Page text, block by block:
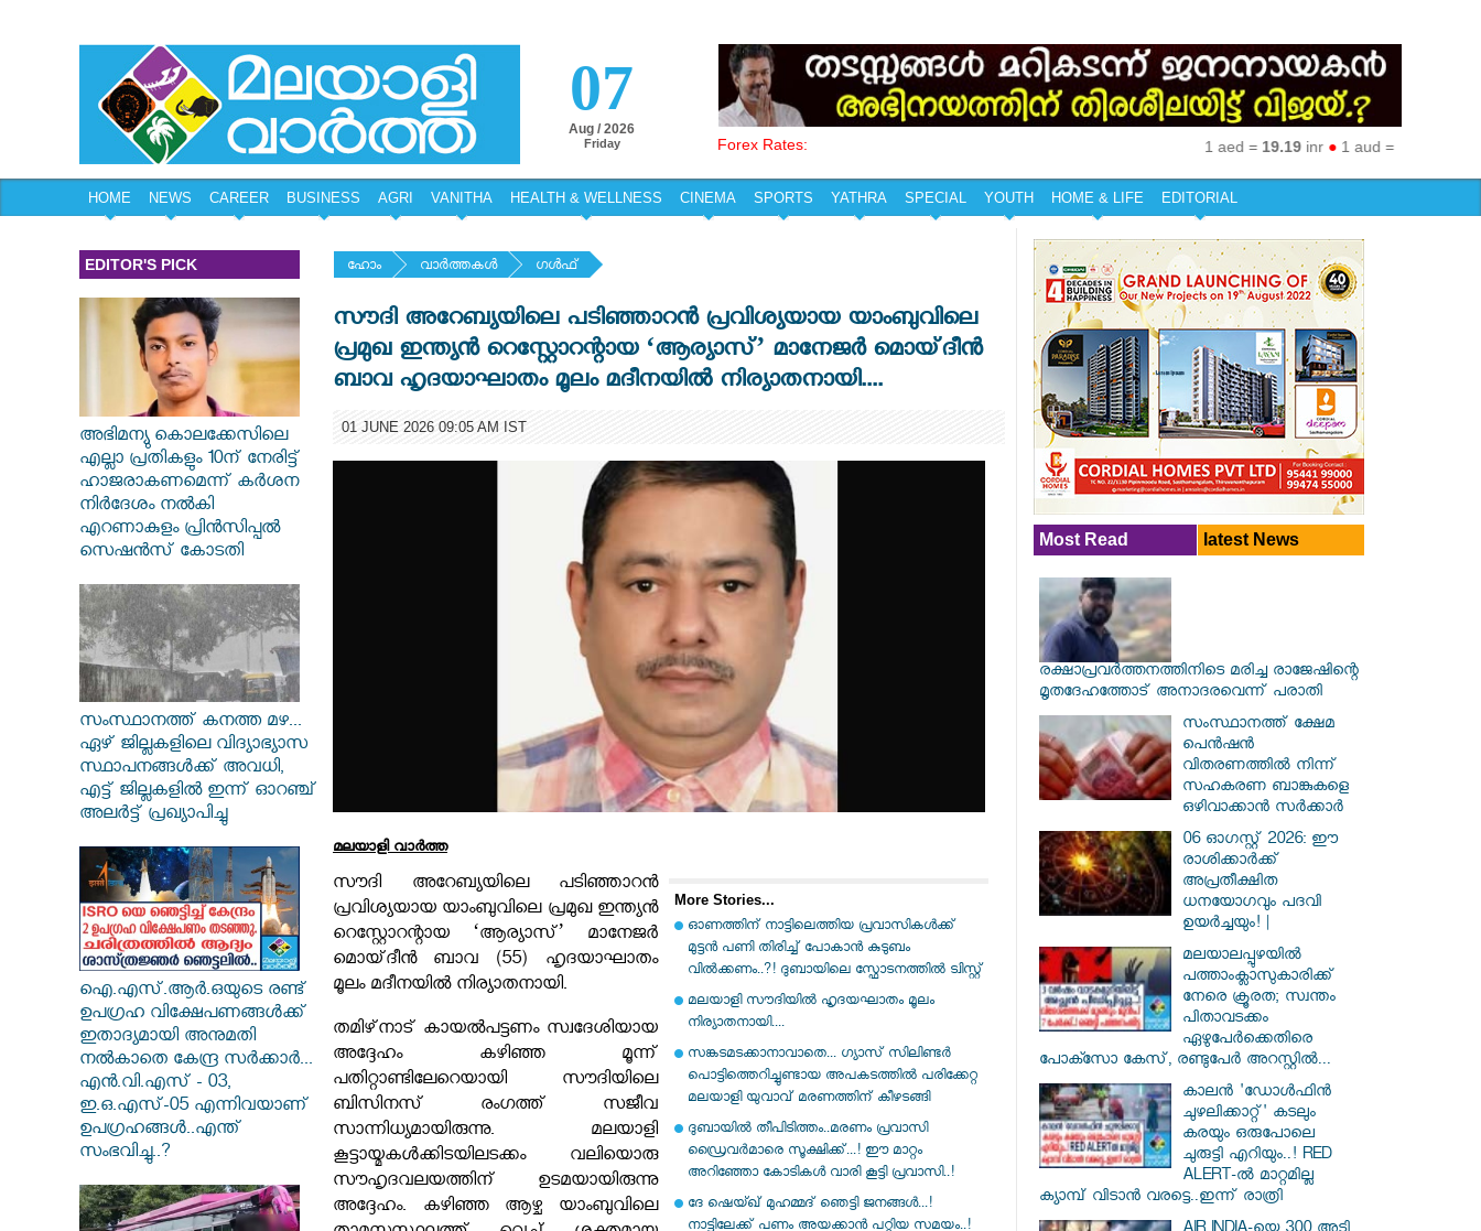
07
Aug / 2026
Friday Forex Rates: 1 aed =19.19inr●1 aud =50.27
HOME NEWS CAREER BUSINESS AGRI VANITHA HEALTH & WELLNESS CINEMA SPORTS YATHRA SPECIAL YOUTH HOME & LIFE EDITORIAL
EDITOR'S PICK
അഭിമന്യു കൊലക്കേസിലെ
എല്ലാ പ്രതികളും 10ന്‌ നേരിട്ട്‌
ഹാജരാകണമെന്ന്‌ കർശന
നിർദേശം നൽകി
എറണാകുളം പ്രിൻസിപ്പൽ
സെഷൻസ് കോടതി
സംസ്ഥാനത്ത് കനത്ത മഴ...
ഏഴ് ജില്ലകളിലെ വിദ്യാഭ്യാസ
സ്ഥാപനങ്ങൾക്ക് അവധി,
എട്ട് ജില്ലകളിൽ ഇന്ന് ഓറഞ്ച്
അലർട്ട് പ്രഖ്യാപിച്ചു
ഐ.എസ്.ആർ.ഒയുടെ രണ്ട്
ഉപഗ്രഹ വിക്ഷേപണങ്ങൾക്ക്
ഇതാദ്യമായി അനുമതി
നൽകാതെ കേന്ദ്ര സർക്കാർ...
എൻ.വി.എസ് - 03,
ഇ.ഒ.എസ്-05 എന്നിവയാണ്
ഉപഗ്രഹങ്ങൾ..എന്ത്
സംഭവിച്ചു..?
ഹോം വാര്‍ത്തകള്‍ ഗള്‍ഫ്
സൗദി അറേബ്യയിലെ പടിഞ്ഞാറൻ പ്രവിശ്യയായ യാംബുവിലെ
പ്രമുഖ ഇന്ത്യൻ റെസ്റ്റോറന്റായ ‘ആര്യാസ്’ മാനേജർ മൊയ്‌ദീൻ
ബാവ ഹൃദയാഘാതം മൂലം മദീനയിൽ നിര്യാതനായി....
01 JUNE 2026 09:05 AM IST
മലയാളി വാര്‍ത്ത
More Stories...
ഓണത്തിന് നാട്ടിലെത്തിയ പ്രവാസികൾക്ക്
മുട്ടൻ പണി തിരിച്ച് പോകാൻ കുടുബം
വിൽക്കണം..?! ദുബായിലെ സ്ഫോടനത്തിൽ ട്വിസ്റ്റ്
മലയാളി സൗദിയിൽ ഹൃദയഘാതം മൂലം
നിര്യാതനായി....
സങ്കടമടക്കാനാവാതെ... ഗ്യാസ് സിലിണ്ടർ
പൊട്ടിത്തെറിച്ചുണ്ടായ അപകടത്തിൽ പരിക്കേറ്റ
മലയാളി യുവാവ്​ മരണത്തിന് കീഴടങ്ങി
ദുബായിൽ തീപിടിത്തം..മരണം പ്രവാസി
ഡ്രൈവർമാരെ സൂക്ഷിക്ക്...! ഈ മാറ്റം
അറിഞ്ഞോ കോടികൾ വാരി കൂട്ടി പ്രവാസി..!
ദേ ഷെയ്ഖ് മുഹമ്മദ് ഞെട്ടി ജനങ്ങൾ...!
നാട്ടിലേക്ക് പണം അയക്കാൻ പറ്റിയ സമയം..!
സൗദി അറേബ്യയിലെ പടിഞ്ഞാറൻ
പ്രവിശ്യയായ യാംബുവിലെ പ്രമുഖ ഇന്ത്യൻ
റെസ്റ്റോറന്റായ ‘ആര്യാസ്’ മാനേജർ
മൊയ്‌ദീൻ ബാവ (55) ഹൃദയാഘാതം
മൂലം മദീനയിൽ നിര്യാതനായി.
തമിഴ്‌നാട് കായൽപട്ടണം സ്വദേശിയായ
അദ്ദേഹം കഴിഞ്ഞ മൂന്ന്
പതിറ്റാണ്ടിലേറെയായി സൗദിയിലെ
ബിസിനസ് രംഗത്ത് സജീവ
സാന്നിധ്യമായിരുന്നു. മലയാളി
കൂട്ടായ്മകൾക്കിടയിലടക്കം വലിയൊരു
സൗഹൃദവലയത്തിന് ഉടമയായിരുന്നു
അദ്ദേഹം. കഴിഞ്ഞ ആഴ്ച യാംബുവിലെ
Most Read latest News
രക്ഷാപ്രവര്‍ത്തനത്തിനിടെ മരിച്ച രാജേഷിന്റെ
മൃതദേഹത്തോട് അനാദരവെന്ന് പരാതി
സംസ്ഥാനത്ത് ക്ഷേമ
പെൻഷൻ
വിതരണത്തിൽ നിന്ന്
സഹകരണ ബാങ്കുകളെ
ഒഴിവാക്കാൻ സർക്കാർ
06 ഓഗസ്റ്റ് 2026: ഈ
രാശിക്കാർക്ക്
അപ്രതീക്ഷിത
ധനയോഗവും പദവി
ഉയർച്ചയും! |
മലയാലപ്പുഴയിൽ
പത്താംക്ലാസുകാരിക്ക്
നേരെ ക്രൂരത; സ്വന്തം
പിതാവടക്കം
ഏഴുപേർക്കെതിരെ
പോക്സോ കേസ്, രണ്ടുപേർ അറസ്റ്റിൽ...
കാലൻ 'ഡോൾഫിൻ
ചുഴലിക്കാറ്റ്' കടലും
കരയും ഒരുപോലെ
ചുരുട്ടി എറിയും..! RED
ALERT-ൽ മാറ്റമില്ല
ക്യാമ്പ് വിടാൻ വരട്ടെ..ഇന്ന് രാത്രി